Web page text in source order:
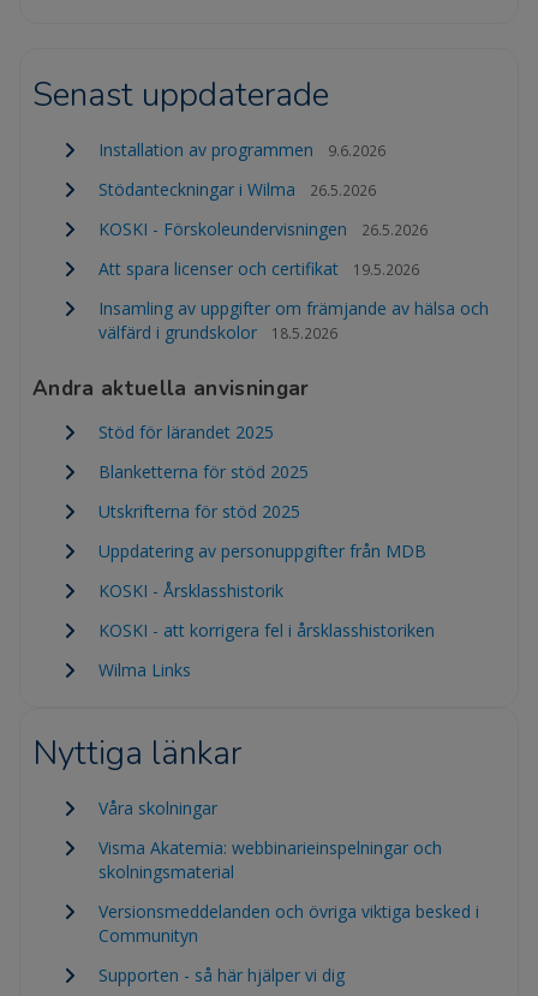
Senast uppdaterade
Installation av programmen 9.6.2026
Stödanteckningar i Wilma 26.5.2026
KOSKI - Förskoleundervisningen 26.5.2026
Att spara licenser och certifikat 19.5.2026
Insamling av uppgifter om främjande av hälsa och
välfärd i grundskolor
18.5.2026
Andra aktuella anvisningar
Stöd för lärandet 2025
Blanketterna för stöd 2025
Utskrifterna för stöd 2025
Uppdatering av personuppgifter från MDB
KOSKI - Årsklasshistorik
KOSKI - att korrigera fel i årsklasshistoriken
Wilma Links
Nyttiga länkar
Våra skolningar
Visma Akatemia: webbinarieinspelningar och
skolningsmaterial
Versionsmeddelanden och övriga viktiga besked i
Communityn
Supporten - så här hjälper vi dig